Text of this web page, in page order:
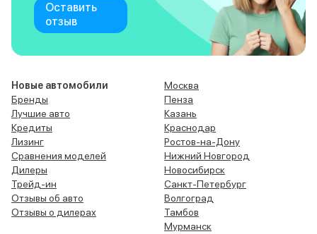
Оставить
отзыв
Новые автомобили
Бренды
Лучшие авто
Кредиты
Лизинг
Сравнения моделей
Дилеры
Трейд-ин
Отзывы об авто
Отзывы о дилерах
Москва
Пенза
Казань
Краснодар
Ростов-на-Дону
Нижний Новгород
Новосибирск
Санкт-Петербург
Волгоград
Тамбов
Мурманск